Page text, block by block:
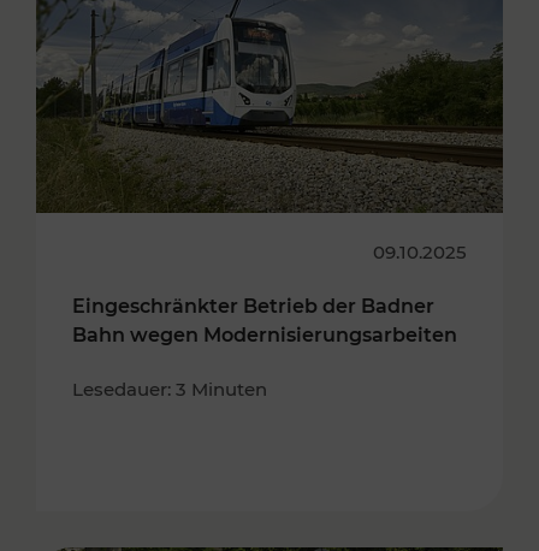
09.10.2025
Eingeschränkter Betrieb der Badner
Bahn wegen Modernisierungsarbeiten
Lesedauer: 3 Minuten